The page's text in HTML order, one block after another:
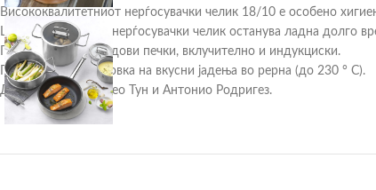
Висококвалитетниот нерѓосувачки челик 18/10 е особено
Цврстата рачка од нерѓосувачки челик останува ладна долго
Погоден за сите видови печки, вклучително и индукциски.
Погоден за подготовка на вкусни јадења во рерна (до 230 ° C).
Дизајниран од Матео Тун и Антонио Родригез.